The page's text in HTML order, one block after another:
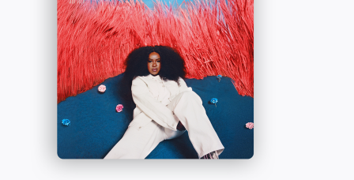
Apple
Music
开)